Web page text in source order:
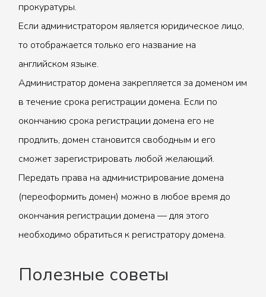
прокуратуры.
Если администратором является юридическое лицо,
то отображается только его название на
английском языке.
Администратор домена закрепляется за доменом им
в течение срока регистрации домена. Если по
окончанию срока регистрации домена его не
продлить, домен становится свободным и его
сможет зарегистрировать любой желающий.
Передать права на администрирование домена
(переоформить домен) можно в любое время до
окончания регистрации домена — для этого
необходимо обратиться к регистратору домена.
Полезные советы